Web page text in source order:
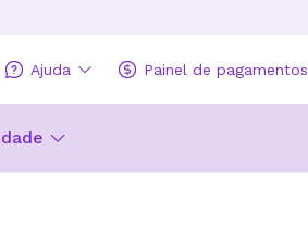
Ajuda Painel de pagamentos